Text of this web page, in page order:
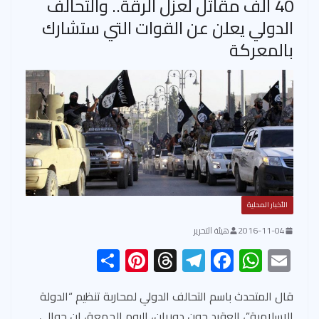
الدولي يعلن عن القوات التي ستشارك
بالمعركة
الأخبار المحلية
2016-11-04 هيئة التحرير
E
m
ail
W
h
at
F
ac
e
Te
le
gr
T
hr
ea
Pi
nt
er
S
h
ar
قال المتحدث باسم التحالف الدولي لمحاربة تنظيم “الدولة